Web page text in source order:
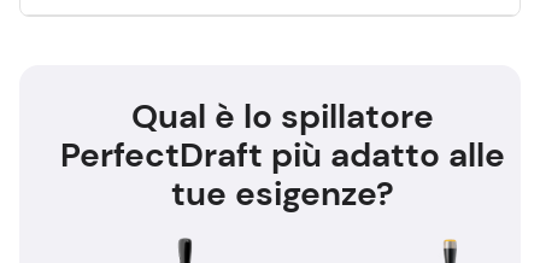
Qual è lo spillatore
PerfectDraft più adatto alle
tue esigenze?